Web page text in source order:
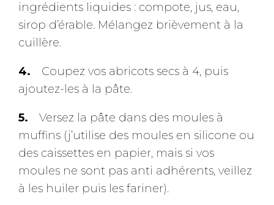
ingrédients liquides : compote, jus, eau,
sirop d’érable. Mélangez brièvement à la
cuillère.
Coupez vos abricots secs à 4, puis
ajoutez-les à la pâte.
Versez la pâte dans des moules à
muffins (j’utilise des moules en silicone ou
des caissettes en papier, mais si vos
moules ne sont pas anti adhérents, veillez
à les huiler puis les fariner).